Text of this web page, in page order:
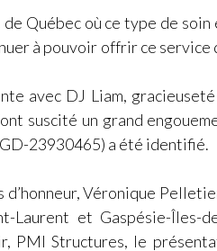
Québec où ce type de
à pouvoir offrir ce
avec DJ Liam,
suscité un grand
23930465) a été identifié.
Véronique
Laurent et Gaspésie-
PMI Structures, le